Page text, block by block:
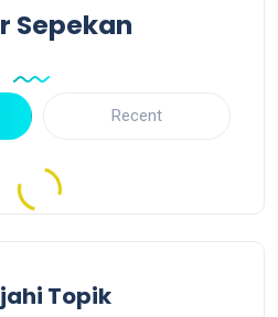
Sepekan
Recent
Topik